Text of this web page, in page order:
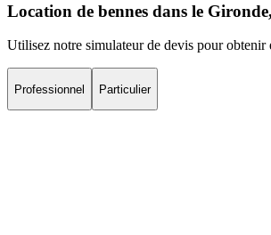
Location de bennes dans le Gironde,
Utilisez notre simulateur de devis pour obtenir
Professionnel Particulier